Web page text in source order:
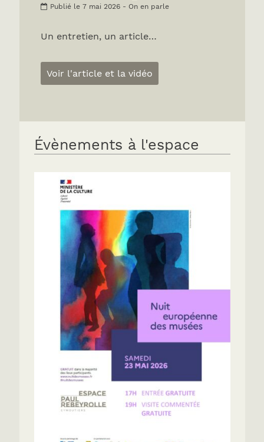
Publié le 7 mai 2026 - On en parle
Un entretien, un article…
Voir l'article et la vidéo
Évènements à l'espace